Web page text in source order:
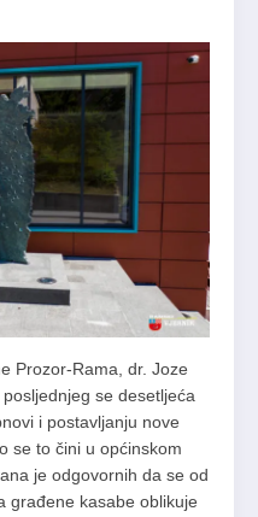
Prozor-Rama, dr. Joze
se desetljeća
i postavljanju nove
se to čini u općinskom
je odgovornih da se od
građene kasabe oblikuje